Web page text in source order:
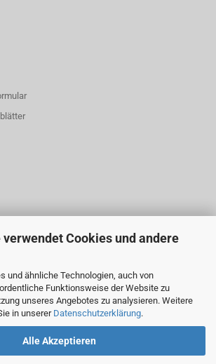
verwendet Cookies und andere
und ähnliche Technologien, auch von
Funktionsweise der Website zu
unseres Angebotes zu analysieren. Weitere
in unserer Datenschutzerklärung.
Alle Akzeptieren
8:00 bis 16:00 Uhr